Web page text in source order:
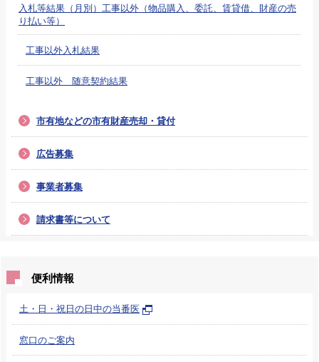
入札等結果（月別）工事以外（物品購入、委託、賃貸借、財産の売
り払い等）
工事以外入札結果
工事以外 随意契約結果
市有地などの市有財産売却・貸付
広告募集
事業者募集
請求書等について
便利情報
土・日・祝日の日中の当番医
窓口のご案内